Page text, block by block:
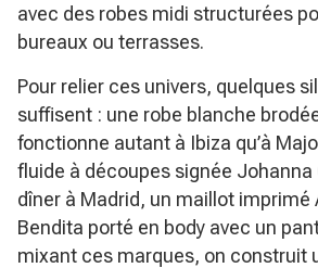
avec des robes midi structurées
bureaux ou terrasses.
Pour relier ces univers, quelques
suffisent : une robe blanche
fonctionne autant à Ibiza qu’à
fluide à découpes signée Johanna
dîner à Madrid, un maillot imprimé
Bendita porté en body avec un
mixant ces marques, on construit